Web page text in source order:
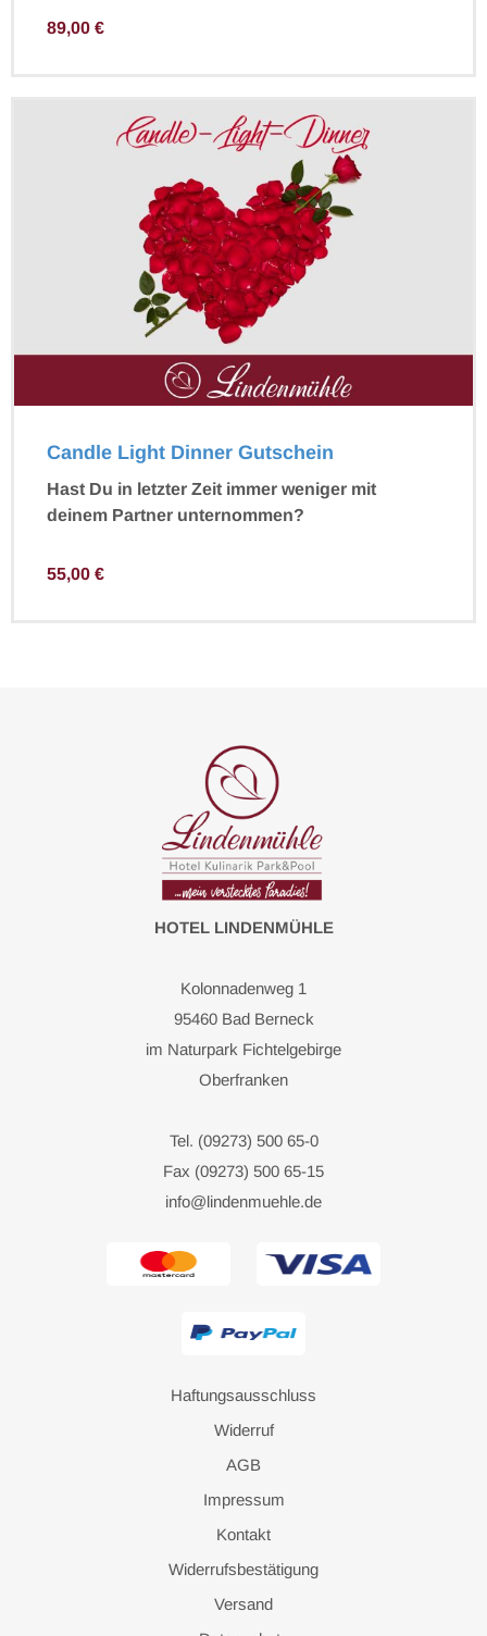
89,00 €
Candle Light Dinner Gutschein
Hast Du in letzter Zeit immer weniger mit
deinem Partner unternommen?
55,00 €
HOTEL LINDENMÜHLE
Kolonnadenweg 1
95460 Bad Berneck
im Naturpark Fichtelgebirge
Oberfranken
Tel. (09273) 500 65-0
Fax (09273) 500 65-15
info@lindenmuehle.de
Haftungsausschluss
Widerruf
AGB
Impressum
Kontakt
Widerrufsbestätigung
Versand